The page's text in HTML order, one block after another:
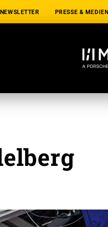
NEWSLETTER PRESSE & MEDIEN